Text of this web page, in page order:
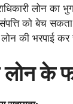
लोन का
को बेच
लोन की भरपाई
लोन के